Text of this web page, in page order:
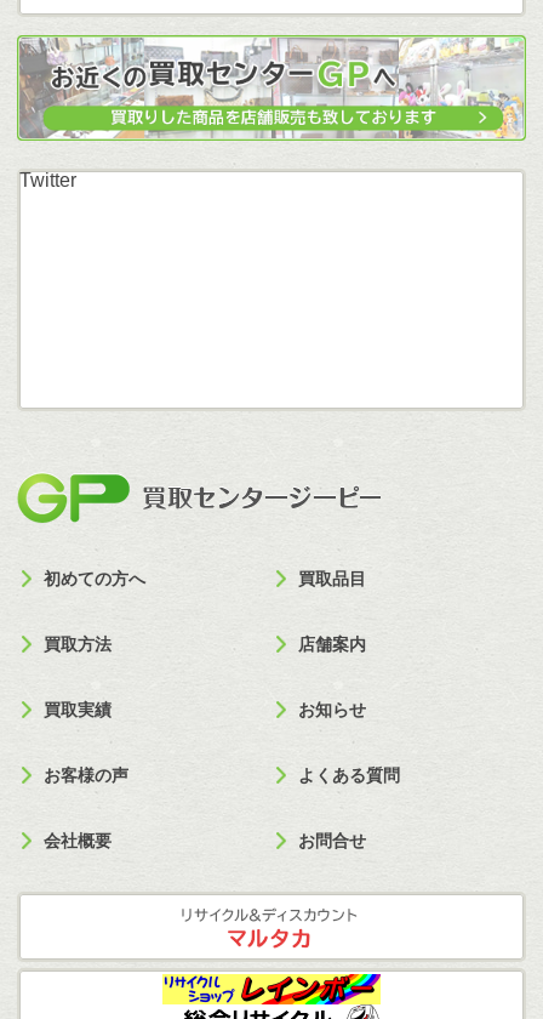
Twitter
初めての方へ 買取品目
買取方法 店舗案内
買取実績 お知らせ
お客様の声 よくある質問
会社概要 お問合せ